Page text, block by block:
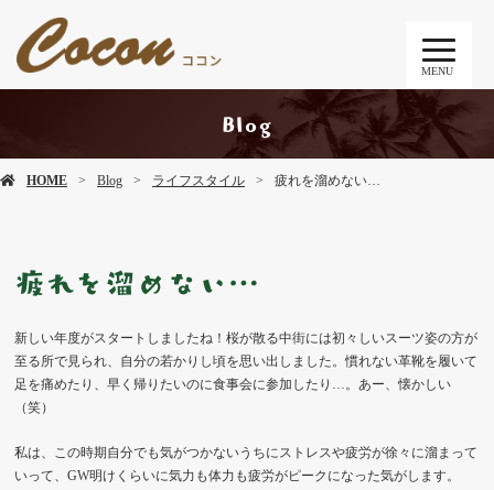
MENU
Blog
HOME Blog ライフスタイル 疲れを溜めない…
疲れを溜めない…
新しい年度がスタートしましたね！桜が散る中街には初々しいスーツ姿の方が
至る所で見られ、自分の若かりし頃を思い出しました。慣れない革靴を履いて
足を痛めたり、早く帰りたいのに食事会に参加したり…。あー、懐かしい
（笑）
私は、この時期自分でも気がつかないうちにストレスや疲労が徐々に溜まって
いって、GW明けくらいに気力も体力も疲労がピークになった気がします。